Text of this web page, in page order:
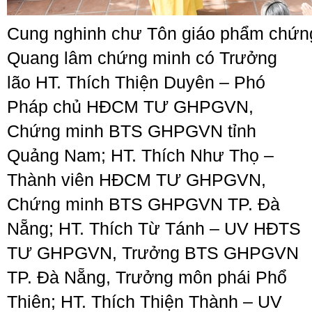
Cung nghinh chư Tôn giáo phẩm
Quang lâm chứng minh có Trưởng
lão HT. Thích Thiện Duyên – Phó
Pháp chủ HĐCM TƯ GHPGVN,
Chứng minh BTS GHPGVN tỉnh
Quảng Nam; HT. Thích Như Thọ –
Thành viên HĐCM TƯ GHPGVN,
Chứng minh BTS GHPGVN TP. Đà
Nẵng; HT. Thích Từ Tánh – UV HĐTS
TƯ GHPGVN, Trưởng BTS GHPGVN
TP. Đà Nẵng, Trưởng môn phái Phổ
Thiên; HT. Thích Thiện Thành – UV